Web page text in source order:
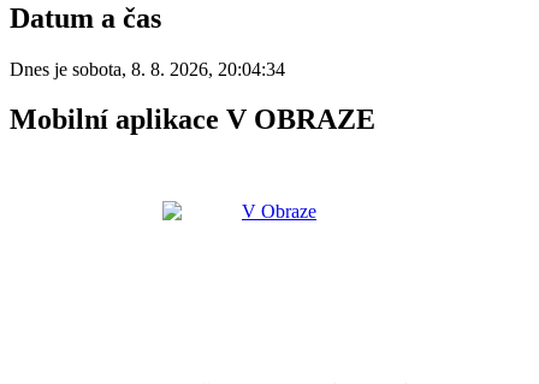
Datum a čas
Dnes je sobota, 8. 8. 2026, 20:04:34
Mobilní aplikace V OBRAZE